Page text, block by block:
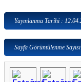
Yayınlanma Tarihi :
Sayfa Görüntülenme